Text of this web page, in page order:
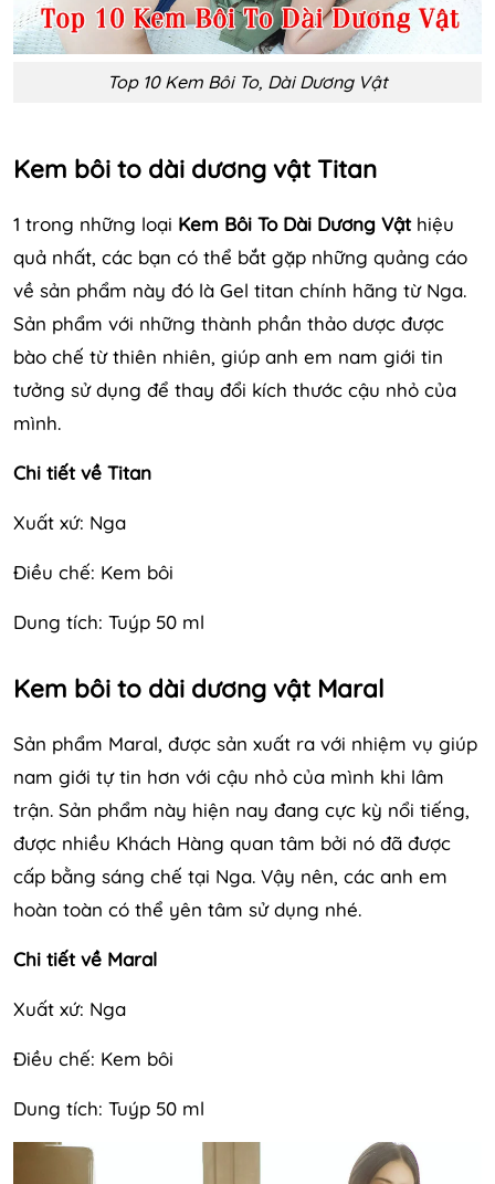
Top 10 Kem Bôi To, Dài Dương Vật
Kem bôi to dài dương vật Titan
1 trong những loại Kem Bôi To Dài Dương Vậthiệu
quả nhất, các bạn có thể bắt gặp những quảng cáo
về sản phẩm này đó là Gel titan chính hãng từ Nga.
Sản phẩm với những thành phần thảo dược được
bào chế từ thiên nhiên, giúp anh em nam giới tin
tưởng sử dụng để thay đổi kích thước cậu nhỏ của
mình.
Chi tiết về Titan
Xuất xứ: Nga
Điều chế: Kem bôi
Dung tích: Tuýp 50 ml
Kem bôi to dài dương vật Maral
Sản phẩm Maral, được sản xuất ra với nhiệm vụ giúp
nam giới tự tin hơn với cậu nhỏ của mình khi lâm
trận. Sản phẩm này hiện nay đang cực kỳ nổi tiếng,
được nhiều Khách Hàng quan tâm bởi nó đã được
cấp bằng sáng chế tại Nga. Vậy nên, các anh em
hoàn toàn có thể yên tâm sử dụng nhé.
Chi tiết về Maral
Xuất xứ: Nga
Điều chế: Kem bôi
Dung tích: Tuýp 50 ml